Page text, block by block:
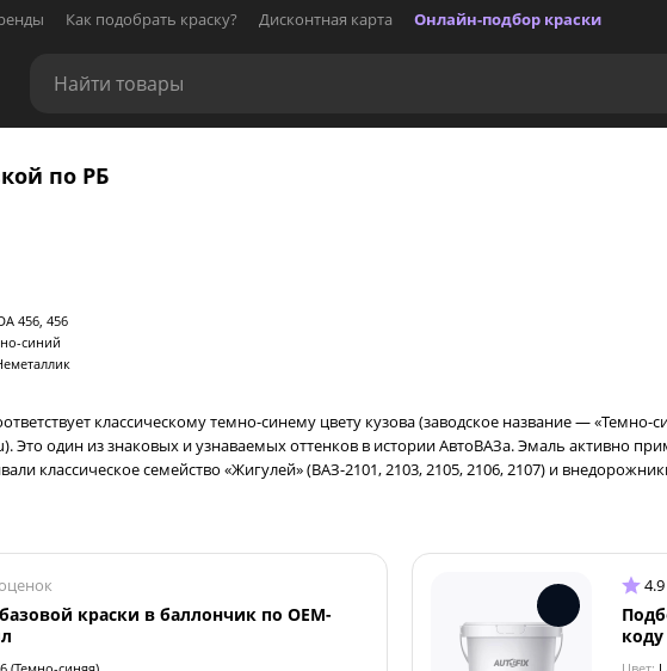
Как подобрать краску? Дисконтная карта Онлайн-подбор краски
по РБ
456, 456
синий
классическому темно-синему цвету кузова (заводское название —
Это один из знаковых и узнаваемых оттенков в истории АвтоВАЗа. Эмаль активно
классическое семейство «Жигулей» (ВАЗ-2101, 2103, 2105, 2106, 2107) и
краски в баллончик по OEM-
4.9